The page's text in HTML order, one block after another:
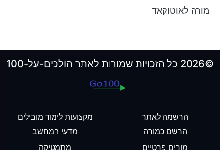
מורה לאוטוקאד
©2026 כל הזכויות שמורות לאתר הולכים-על-100
הרשמה לאתר
הרשם כמורה
מורים פרטיים
מקצועות לימוד מובילים
מדעי המחשב
מתמטיקה